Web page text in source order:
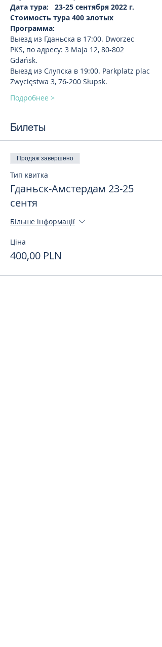
Дата тура:   23-25 сентября 2022 г.
Стоимость тура 400 злотых
Программа:
Выезд из Гданьска в 17:00. Dworzec
PKS, по адресу: 3 Maja 12, 80-802
Gdańsk.
Выезд из Слупска в 19:00. Parkplatz plac
Zwycięstwa 3, 76-200 Słupsk.
Подробнее >
Билеты
Продаж завершено
Тип квитка
Гданьск-Амстердам 23-25
сентя
Більше інформації
Ціна
400,00 PLN